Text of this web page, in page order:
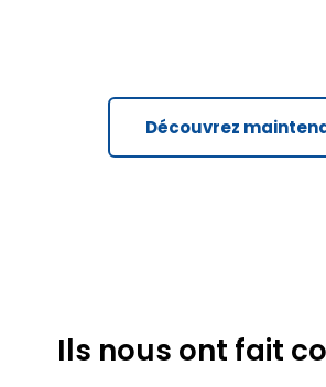
Découvrez
Ils nous ont fait